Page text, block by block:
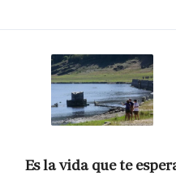
Es la vida que te